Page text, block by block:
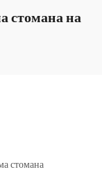
стомана на
стомана